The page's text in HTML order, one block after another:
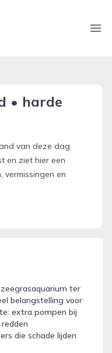
• harde
van deze dag
en ziet hier een
vermissingen en
ter
belangstelling voor
extra pompen bij
die schade lijden